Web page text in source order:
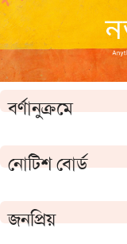
বর্ণানুক্রমে
নোটিশ বোর্ড
জনপ্রিয়